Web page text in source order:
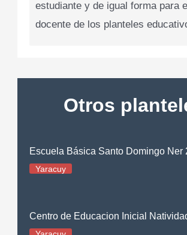
estudiante y de igual forma para
docente de los planteles
Otros
Escuela Básica Santo Domingo Ner
Yaracuy
Centro de Educacion Inicial